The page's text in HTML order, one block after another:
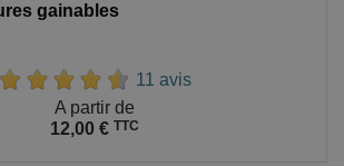
gainables
11 avis
A partir de
12,00 € TTC